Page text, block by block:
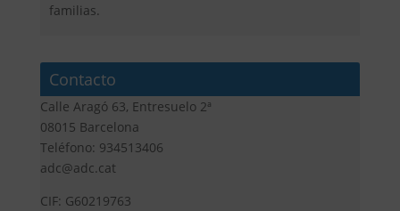
familias.
Contacto
Calle Aragó 63, Entresuelo 2ª
08015 Barcelona
Teléfono: 934513406
adc@adc.cat
CIF: G60219763